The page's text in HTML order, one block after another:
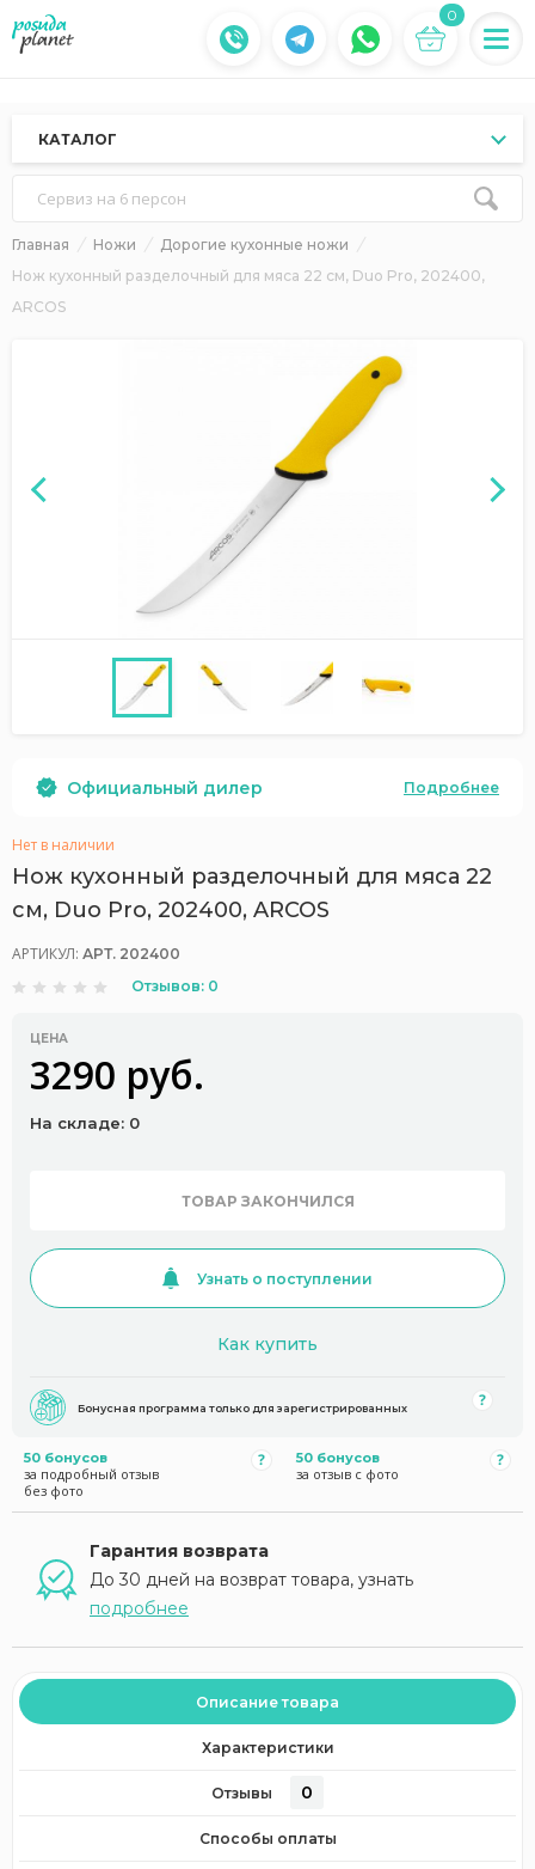
0
КАТАЛОГ
Сервиз на 6 персон
Главная Ножи
Дорогие кухонные ножи
Нож кухонный разделочный для мяса 22 см, Duo Pro, 202400,
ARCOS
Официальный дилер Подробнее
Нет в наличии
Нож кухонный разделочный для мяса 22
см, Duo Pro, 202400, ARCOS
АРТИКУЛ: АРТ. 202400
Отзывов: 0
ЦЕНА
3290 руб.
На складе: 0
ТОВАР ЗАКОНЧИЛСЯ
Узнать о поступлении
Как купить
Бонусная программа только для зарегистрированных
50 бонусов
за подробный отзыв
без фото
50 бонусов
за отзыв с фото
Гарантия возврата
До 30 дней на возврат товара, узнать
подробнее
Описание товара
Характеристики
Отзывы 0
Способы оплаты